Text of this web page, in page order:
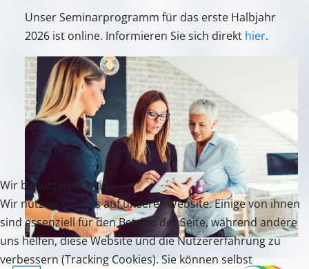
Unser Seminarprogramm für das erste Halbjahr
2026 ist online. Informieren Sie sich direkt hier.
Wir benutzen Cookies
Wir nutzen Cookies auf unserer Website. Einige von ihnen
sind essenziell für den Betrieb der Seite, während andere
uns helfen, diese Website und die Nutzererfahrung zu
verbessern (Tracking Cookies). Sie können selbst